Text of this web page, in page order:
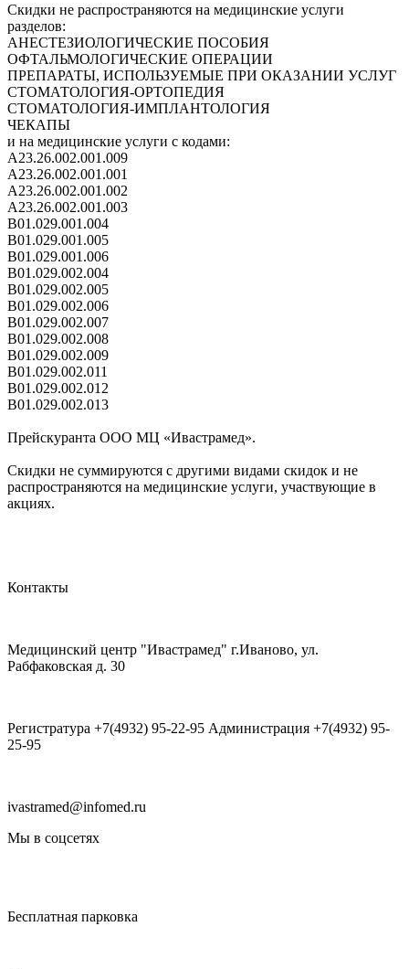
Скидки не распространяются на медицинские услуги
разделов:
АНЕСТЕЗИОЛОГИЧЕСКИЕ ПОСОБИЯ
ОФТАЛЬМОЛОГИЧЕСКИЕ ОПЕРАЦИИ
ПРЕПАРАТЫ, ИСПОЛЬЗУЕМЫЕ ПРИ ОКАЗАНИИ УСЛУГ
СТОМАТОЛОГИЯ-ОРТОПЕДИЯ
СТОМАТОЛОГИЯ-ИМПЛАНТОЛОГИЯ
ЧЕКАПЫ
и на медицинские услуги с кодами:
A23.26.002.001.009
A23.26.002.001.001
A23.26.002.001.002
A23.26.002.001.003
B01.029.001.004
B01.029.001.005
B01.029.001.006
B01.029.002.004
B01.029.002.005
B01.029.002.006
B01.029.002.007
B01.029.002.008
B01.029.002.009
B01.029.002.011
B01.029.002.012
B01.029.002.013
Прейскуранта ООО МЦ «Ивастрамед».
Скидки не суммируются с другими видами скидок и не
распространяются на медицинские услуги, участвующие в
акциях.
Контакты
Медицинский центр "Ивастрамед" г.Иваново, ул.
Рабфаковская д. 30
Регистратура +7(4932) 95-22-95 Администрация +7(4932) 95-
25-95
ivastramed@infomed.ru
Мы в соцсетях
Бесплатная парковка